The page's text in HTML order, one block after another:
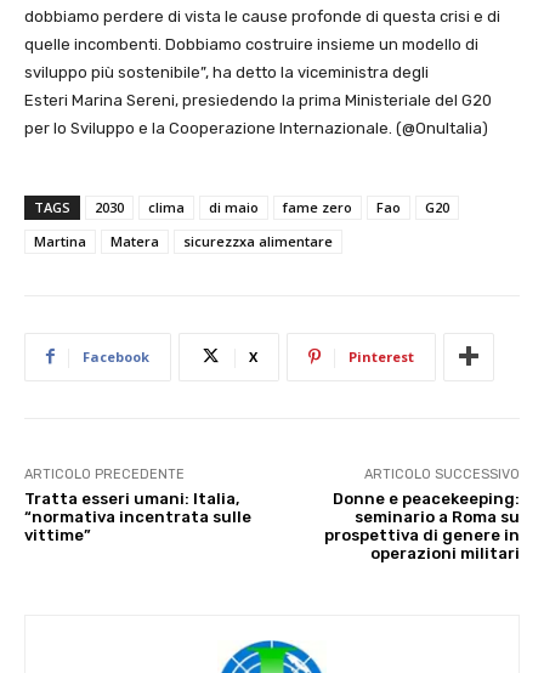
dobbiamo perdere di vista le cause profonde di questa crisi e di
quelle incombenti. Dobbiamo costruire insieme un modello di
sviluppo più sostenibile”, ha detto la viceministra degli
Esteri Marina Sereni, presiedendo la prima Ministeriale del G20
per lo Sviluppo e la Cooperazione Internazionale. (@OnuItalia)
TAGS 2030 clima di maio fame zero Fao
G20
Martina
Matera sicurezzxa alimentare
Facebook X Pinterest
ARTICOLO PRECEDENTE
Tratta esseri umani: Italia,
“normativa incentrata sulle
vittime”
ARTICOLO SUCCESSIVO
Donne e peacekeeping:
seminario a Roma su
prospettiva di genere in
operazioni militari